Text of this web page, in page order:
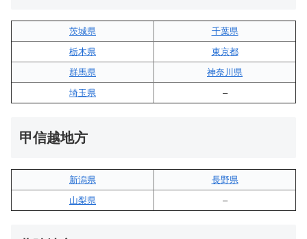
茨城県
千葉県
栃木県
東京都
群馬県
神奈川県
埼玉県
–
甲信越地方
新潟県
長野県
山梨県
–